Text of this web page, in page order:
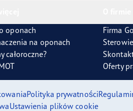
oponach
na oponach
całoroczne?
Firma
Oferty
Polityka prywatności
Ustawienia plików cookie